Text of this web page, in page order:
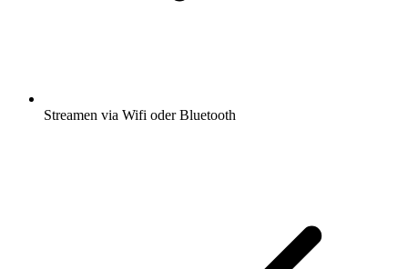
Streamen via Wifi oder Bluetooth